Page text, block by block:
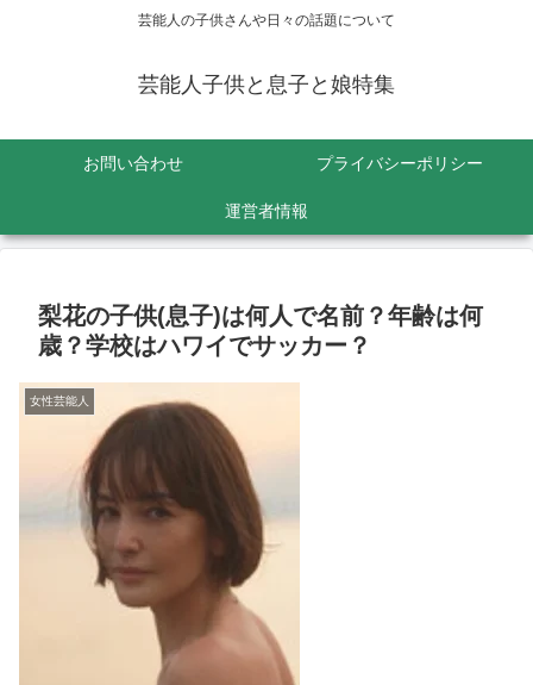
芸能人の子供さんや日々の話題について
芸能人子供と息子と娘特集
お問い合わせ プライバシーポリシー
運営者情報
梨花の子供(息子)は何人で名前？年齢は何
歳？学校はハワイでサッカー？
女性芸能人